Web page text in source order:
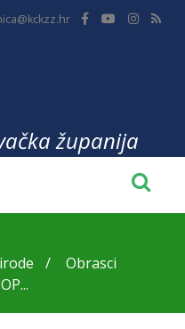
županija
Obrasci